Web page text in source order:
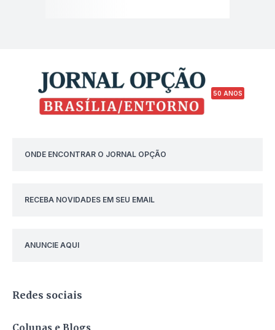
50 ANOS
ONDE ENCONTRAR O JORNAL OPÇÃO
RECEBA NOVIDADES EM SEU EMAIL
ANUNCIE AQUI
Redes sociais
Colunas e Blogs